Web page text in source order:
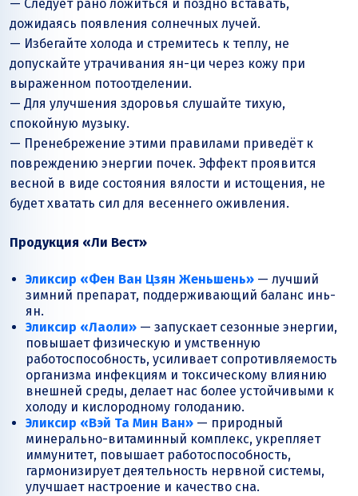
— Следует рано ложиться и поздно вставать,
дожидаясь появления солнечных лучей.
— Избегайте холода и стремитесь к теплу, не
допускайте утрачивания ян-ци через кожу при
выраженном потоотделении.
— Для улучшения здоровья слушайте тихую,
спокойную музыку.
— Пренебрежение этими правилами приведёт к
повреждению энергии почек. Эффект проявится
весной в виде состояния вялости и истощения, не
будет хватать сил для весеннего оживления.
Продукция «Ли Вест»
Эликсир «Фен Ван Цзян Женьшень» — лучший
зимний препарат, поддерживающий баланс инь-
ян.
Эликсир «Лаоли» — запускает сезонные энергии,
повышает физическую и умственную
работоспособность, усиливает сопротивляемость
организма инфекциям и токсическому влиянию
внешней среды, делает нас более устойчивыми к
холоду и кислородному голоданию.
Эликсир «Вэй Та Мин Ван» — природный
минерально-витаминный комплекс, укрепляет
иммунитет, повышает работоспособность,
гармонизирует деятельность нервной системы,
улучшает настроение и качество сна.